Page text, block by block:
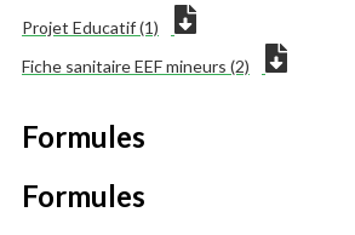
Projet Educatif (1)
Fiche sanitaire EEF mineurs (2)
Formules
Formules